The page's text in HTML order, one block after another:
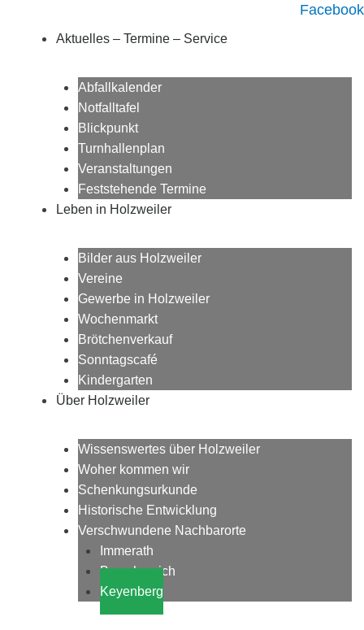
Facebook
Aktuelles – Termine – Service
Abfallkalender
Notfalltafel
Blickpunkt
Turnhallenplan
Veranstaltungen
Feststehende Termine
Leben in Holzweiler
Bilder aus Holzweiler
Vereine
Gewerbe in Holzweiler
Wochenmarkt
Brötchenverkauf
Sonntagscafé
Kindergarten
Über Holzweiler
Wissenswertes über Holzweiler
Woher kommen wir
Schenkungsurkunde
Historische Entwicklung
Verschwundene Nachbarorte
Immerath
Borschemich
Keyenberg